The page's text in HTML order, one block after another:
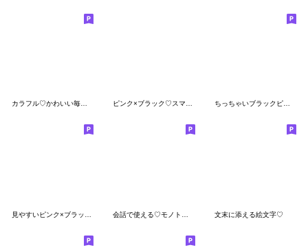
カラフル♡かわいい毎日使える絵文字♡ ピンク×ブラック♡スマイル×ハート絵文字 ちっちゃいブラックピンク
文末に添える絵文字♡